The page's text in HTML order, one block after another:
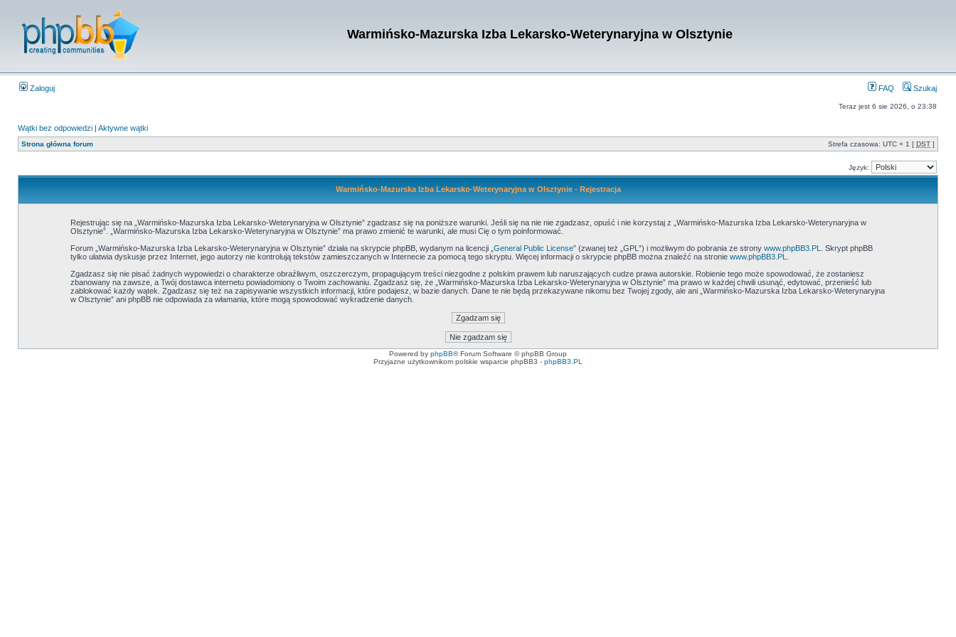
Warmińsko-Mazurska Izba Lekarsko-Weterynaryjna w Olsztynie
Zaloguj FAQ Szukaj
Teraz jest 6 sie 2026, o 23:38
Wątki bez odpowiedzi | Aktywne wątki
Strona główna forum Strefa czasowa: UTC + 1 [ DST ]
Język:
Warmińsko-Mazurska Izba Lekarsko-Weterynaryjna w Olsztynie - Rejestracja
Rejestrując się na „Warmińsko-Mazurska Izba Lekarsko-Weterynaryjna w Olsztynie” zgadzasz się na poniższe warunki. Jeśli się na nie nie zgadzasz, opuść i nie korzystaj z „Warmińsko-Mazurska Izba Lekarsko-Weterynaryjna w
Olsztynie”. „Warmińsko-Mazurska Izba Lekarsko-Weterynaryjna w Olsztynie” ma prawo zmienić te warunki, ale musi Cię o tym poinformować.
Forum „Warmińsko-Mazurska Izba Lekarsko-Weterynaryjna w Olsztynie” działa na skrypcie phpBB, wydanym na licencji „ General Public License” (zwanej też „GPL”) i możliwym do pobrania ze strony www.phpBB3.PL
. Skrypt phpBB
tylko ułatwia dyskusje przez Internet, jego autorzy nie kontrolują tekstów zamieszczanych w Internecie za pomocą tego skryptu. Więcej informacji o skrypcie phpBB można znaleźć na stronie www.phpBB3.PL
Zgadzasz się nie pisać żadnych wypowiedzi o charakterze obraźliwym, oszczerczym, propagującym treści niezgodne z polskim prawem lub naruszających cudze prawa autorskie. Robienie tego może spowodować, że zostaniesz
zbanowany na zawsze, a Twój dostawca internetu powiadomiony o Twoim zachowaniu. Zgadzasz się, że „Warmińsko-Mazurska Izba Lekarsko-Weterynaryjna w Olsztynie” ma prawo w każdej chwili usunąć, edytować, przenieść lub
zablokować każdy wątek. Zgadzasz się też na zapisywanie wszystkich informacji, które podajesz, w bazie danych. Dane te nie będą przekazywane nikomu bez Twojej zgody, ale ani „Warmińsko-Mazurska Izba Lekarsko-Weterynaryjna
w Olsztynie” ani phpBB nie odpowiada za włamania, które mogą spowodować wykradzenie danych.
Powered by phpBB® Forum Software © phpBB Group
Przyjazne użytkownikom polskie wsparcie phpBB3 - phpBB3.PL